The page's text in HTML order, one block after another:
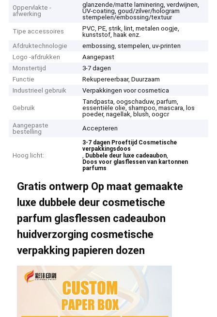
Oppervlakte -
afwerking
glanzende/matte laminering, verdwijnen,
UV-coating, goud/zilver/hologram
stempelen/embossing/textuur
Tipe accessoires
PVC, PE, strik, lint, metalen oogje,
kunststof, haak enz.
Afdruktechnologie
embossing, stempelen, uv-printen
Logo -afdrukken
Aangepast
Monstertijd
3-7 dagen
Functie
Rekupereerbaar, Duurzaam
Industrieel gebruik
Verpakkingen voor cosmetica
Gebruik
Tandpasta, oogschaduw, parfum,
essentiële olie, shampoo, mascara, los
poeder, nagellak, blush, oogcr
Aangepaste
bestelling
Accepteren
Hoog licht:
3-7 dagen Proeftijd Cosmetische
verpakkingsdoos
, Dubbele deur luxe cadeaubon,
Doos voor glasflessen van kartonnen
parfums
Gratis ontwerp Op maat gemaakte
luxe dubbele deur cosmetische
parfum glasflessen cadeaubon
huidverzorging cosmetische
verpakking papieren dozen